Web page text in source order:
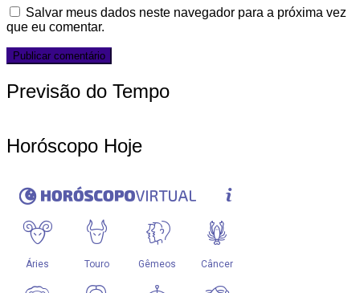
Salvar meus dados neste navegador para a próxima vez
que eu comentar.
Previsão do Tempo
Horóscopo Hoje